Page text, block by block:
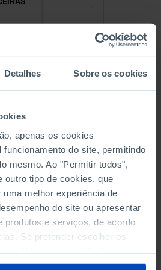
Detalhes Sobre os cookies
apenas os cookies
do site, permitindo
mesmo. Ao "Permitir todos",
outro tipo de cookies, que
melhor experiência de
do site ou apresentar
produtos e serviços, de acordo
Se pretender escolher os
gestão de preferências ou da
-
- -